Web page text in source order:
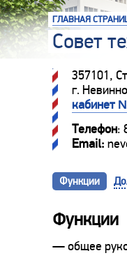
ГЛАВНАЯ
Совет
357101,
г.
кабинет
Телефон:
Email:
Функции
Функции
— общее